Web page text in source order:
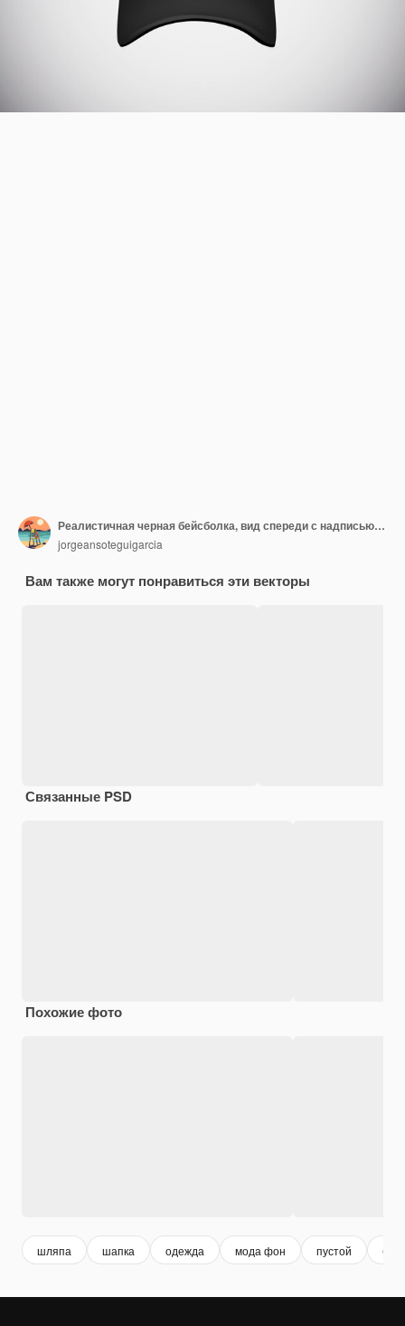
Реалистичная черная бейсболка, вид спереди с надписью логотипа для рекламы, изолированная на белом фоне, векторная иллюстрация
jorgeansoteguigarcia
Вам также могут понравиться эти векторы
Связанные PSD
Похожие фото
шляпа шапка одежда мода фон пустой